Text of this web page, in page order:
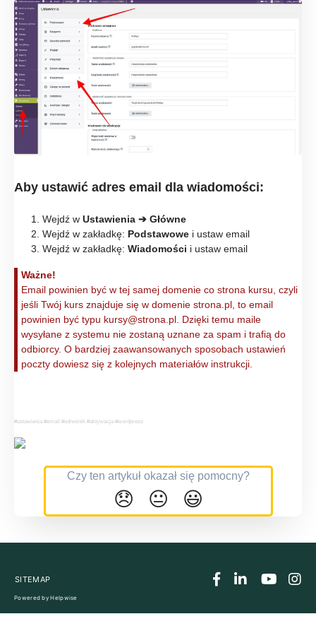
Aby ustawić adres email dla wiadomości:
Wejdź w Ustawienia ➔ Główne
Wejdź w zakładkę: Podstawowe i ustaw email
Wejdź w zakładkę: Wiadomości i ustaw email
Ważne!
Email powinien być w tej samej domenie co strona kursu, czyli
jeśli Twój kurs znajduje się w domenie strona.pl, to email
powinien być typu kursy@strona.pl. Dzięki temu maile
wysyłane z systemu nie zostaną uznane za spam i trafią do
odbiorcy. O bardziej zaawansowanych sposobach ustawień
poczty dowiesz się z kolejnych materiałów instrukcji.
#ustawienia #email #odnośnik #aktywacja #wordpress
Czy ten artykuł okazał się pomocny?
😞 😐 😃
SITEMAP
Powered byHelpwise